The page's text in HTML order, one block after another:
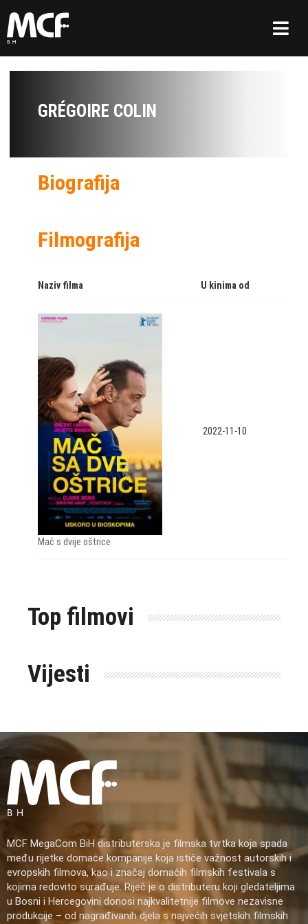
GRÉGOIRE COLIN
Biografija
Filmografija
Naziv filma U kinima od
Mač s dvije oštrice
2022-11-10
Top filmovi
Vijesti
MCF MegaCom BiH distributerska je filmska tvrtka koja spada
među rijetke domaće kompanije koja ističe važnost autorskih i
evropskih filmova, kao i značaj domaćih filmskih festivala s
kojima redovito surađuje. Riječ je o distributeru koji gledateljima
u Bosni i Hercegovini donosi najkvalitetnije filmove nezavisne
produkcije – od nagrađivanih djela s najvećih svjetskih filmskih